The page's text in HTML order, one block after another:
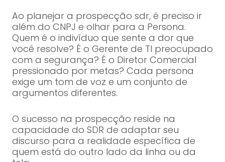
Ao planejar a prospecção sdr, é preciso ir
além do CNPJ e olhar para a Persona.
Quem é o indivíduo que sente a dor que
você resolve? É o Gerente de TI preocupado
com a segurança? É o Diretor Comercial
pressionado por metas? Cada persona
exige um tom de voz e um conjunto de
argumentos diferentes.
O sucesso na prospecção reside na
capacidade do SDR de adaptar seu
discurso para a realidade específica de
quem está do outro lado da linha ou da